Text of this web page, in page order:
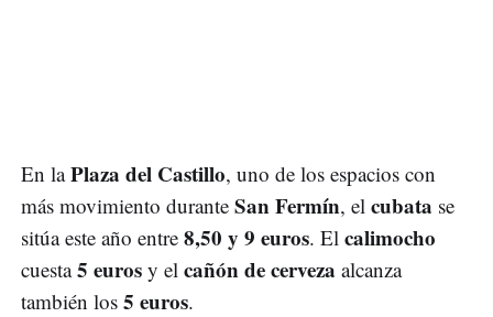
En laPlaza del Castillo, uno de los espacios con
más movimiento durante San Fermín, el cubata se
sitúa este año entre 8,50 y 9 euros. El calimocho
cuesta5 euros y el cañón de cerveza alcanza
también los 5 euros.